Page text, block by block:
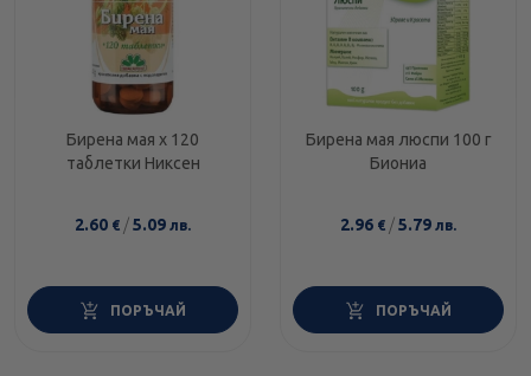
Бирена мая x 120
таблетки Никсен
2.60 € /5.09 лв.
ПОРЪЧАЙ
Бирена мая люспи 100 г
Биониа
2.96 € /5.79 лв.
ПОРЪЧАЙ